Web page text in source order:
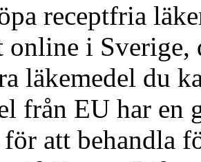
receptfria
online i Sverige,
läkemedel du
från EU har en
för att behandla